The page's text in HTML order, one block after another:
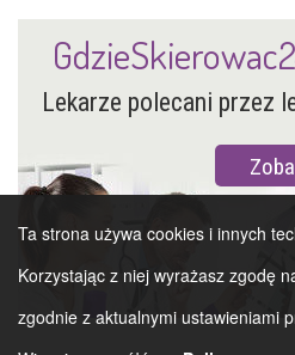
Lekarze polecani przez
Ta strona używa cookies i innych
Korzystając z niej wyrażasz zgodę
zgodnie z aktualnymi ustawieniami